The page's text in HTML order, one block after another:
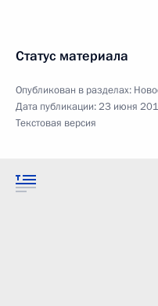
Статус материала
Опубликован в разделах:
Дата публикации:23 июня
Текстовая версия